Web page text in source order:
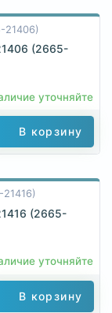
21406)
(2665-
уточняйте
В корзину
21416)
(2665-
уточняйте
В корзину